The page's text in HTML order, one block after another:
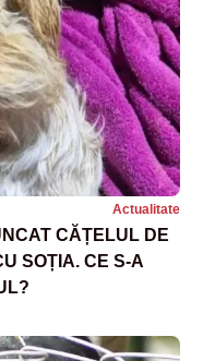
Actualitate
CĂȚELUL DE
SOȚIA. CE S-A